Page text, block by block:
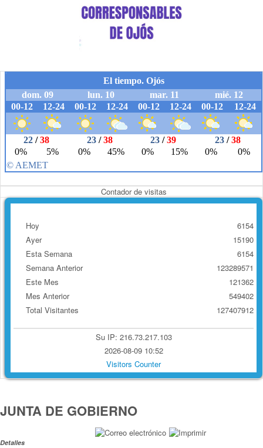
Contador de visitas
Hoy
Ayer
Esta Semana
Semana Anterior
Este Mes
Mes Anterior
Total Visitantes
6154
15190
6154
123289571
121362
549402
127407912
Su IP: 216.73.217.103
2026-08-09 10:52
Visitors Counter
JUNTA DE GOBIERNO
Detalles